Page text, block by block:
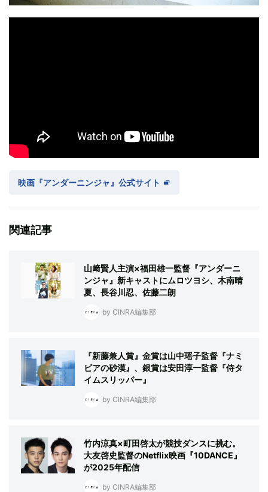
映画『アンダーニンジャ』公式サイト
関連記事
山﨑賢人主演×福田雄一監督『アンダーニ
ンジャ』新キャストにムロツヨシ、木南晴
夏、長谷川忍、佐藤二朗
by CINRA編集部
『新藤兼人賞』金賞は山中瑶子監督『ナミ
ビアの砂漠』、銀賞は安田淳一監督『侍タ
イムスリッパー』
by CINRA編集部
竹内涼真×町田啓太が競技ダンスに挑む。
大友啓史監督のNetflix映画『10DANCE』
が2025年配信
by CINRA編集部